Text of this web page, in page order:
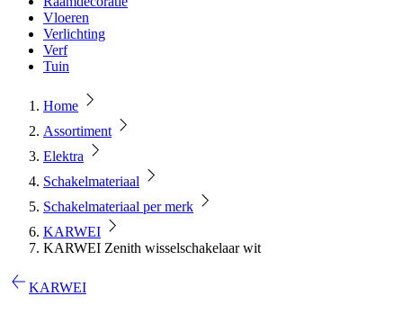
Vloeren
Verlichting
Verf
Tuin
Home
Assortiment
Elektra
Schakelmateriaal
Schakelmateriaal per merk
KARWEI
KARWEI Zenith wisselschakelaar wit
KARWEI